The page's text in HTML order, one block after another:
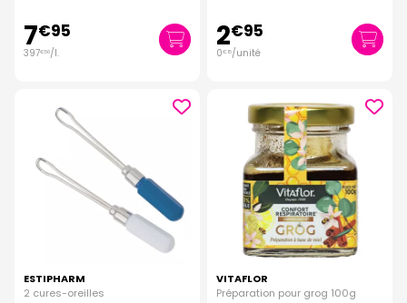
7€95
397€50/l. 2€95
0€ 15/unité
ESTIPHARM
2 cures-oreilles
VITAFLOR
Préparation pour grog 100g